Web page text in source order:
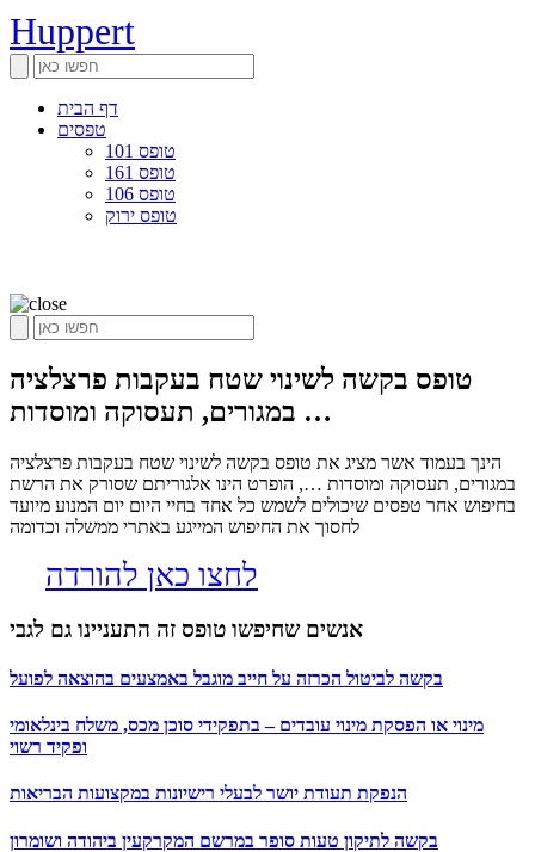
Huppert
דף הבית
טפסים
טופס 101
טופס 161
טופס 106
טופס ירוק
טופס בקשה לשינוי שטח בעקבות פרצלציה
במגורים, תעסוקה ומוסדות …
הינך בעמוד אשר מציג את טופס בקשה לשינוי שטח בעקבות פרצלציה
במגורים, תעסוקה ומוסדות …, הופרט הינו אלגוריתם שסורק את הרשת
בחיפוש אחר טפסים שיכולים לשמש כל אחד בחיי היום יום המנוע מיועד
לחסוך את החיפוש המייגע באתרי ממשלה וכדומה
לחצו כאן להורדה
אנשים שחיפשו טופס זה התעניינו גם לגבי
בקשה לביטול הכרזה על חייב מוגבל באמצעים בהוצאה לפועל
מינוי או הפסקת מינוי עובדים – בתפקידי סוכן מכס, משלח בינלאומי
ופקיד רשוי
הנפקת תעודת יושר לבעלי רישיונות במקצועות הבריאות
בקשה לתיקון טעות סופר במרשם המקרקעין ביהודה ושומרון